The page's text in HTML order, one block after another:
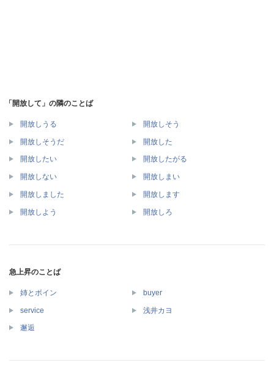
「開放して」の隣のことば
開放しうる 開放しそう
開放しそうだ 開放した
開放したい 開放したがる
開放しない 開放しまい
開放しました 開放します
開放しよう 開放しろ
急上昇のことば
姉とボイン buyer
service 浅井カヨ
邂逅